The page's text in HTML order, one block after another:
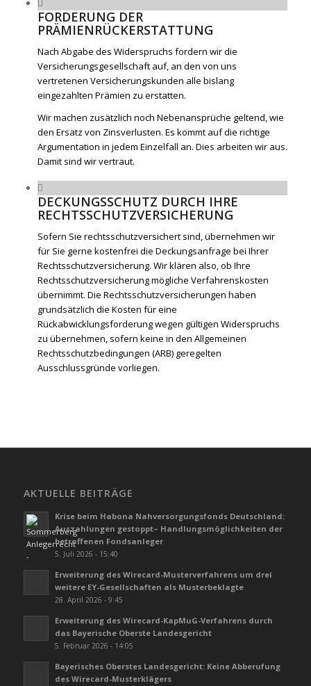
FORDERUNG DER
PRÄMIENRÜCKERSTATTUNG
Nach Abgabe des Widerspruchs fordern wir die
Versicherungsgesellschaft auf, an den von uns
vertretenen Versicherungskunden alle bislang
eingezahlten Prämien zu erstatten.
Wir machen zusätzlich noch Nebenansprüche geltend, wie
den Ersatz von Zinsverlusten. Es kommt auf die richtige
Argumentation in jedem Einzelfall an. Dies arbeiten wir aus.
Damit sind wir vertraut.
DECKUNGSSCHUTZ DURCH IHRE
RECHTSSCHUTZVERSICHERUNG
Sofern Sie rechtsschutzversichert sind, übernehmen wir
für Sie gerne kostenfrei die Deckungsanfrage bei Ihrer
Rechtsschutzversicherung. Wir klären also, ob Ihre
Rechtsschutzversicherung mögliche Verfahrenskosten
übernimmt. Die Rechtsschutzversicherungen haben
grundsätzlich die Kosten für eine
Rückabwicklungsforderung wegen gültigen Widerspruchs
zu übernehmen, sofern keine in den Allgemeinen
Rechtsschutzbedingungen (ARB) geregelten
Ausschlussgründe vorliegen.
AKTUELLE BEITRÄGE
Krise beim Habona Nahversorgungsfonds Deutschland:
Auszahlungen gestoppt– Handlungsmöglichkeiten der
betroffenen Fondsanleger
5. Juli 2026 - 15:40
Erweiterung des Wirecard-Musterverfahrens um drei
weitere EY-Gesellschaften als Musterbeklagte
28. April 2026 - 9:45
Erweiterung des Wirecard-KapMuG-Verfahrens durch
das Bayerische Oberste Landesgericht
5. Februar 2026 - 14:05
Bayerisches Oberstes Landesgericht: Keine Abberufung
des Wirecard-Musterklägers